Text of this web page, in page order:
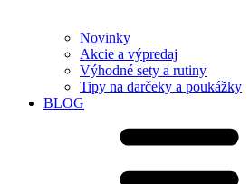
Novinky
Akcie a výpredaj
Výhodné sety a rutiny
Tipy na darčeky a poukážky
BLOG